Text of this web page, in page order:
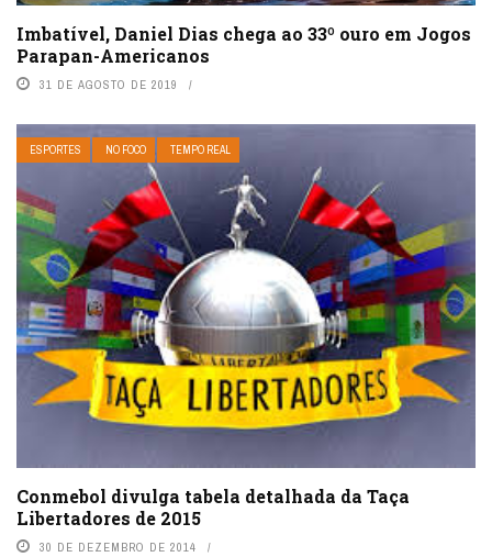
Imbatível, Daniel Dias chega ao 33º ouro em Jogos
Parapan-Americanos
31 DE AGOSTO DE 2019
ESPORTES NO FOCO TEMPO REAL
Conmebol divulga tabela detalhada da Taça
Libertadores de 2015
30 DE DEZEMBRO DE 2014